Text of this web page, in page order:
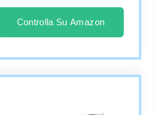
Attrezzi 85x48x177cm
Controlla Su Amazon